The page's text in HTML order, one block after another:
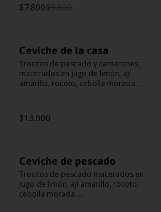
$7.800$9.600
Ceviche de la casa
Trocitos de pescado y camarones,
macerados en jugo de limón, ají
amarillo, rocoto, cebolla morada.
$13.000
Ceviche de pescado
Trocitos de pescado macerados en
jugo de limón, ají amarillo, rocoto,
cebolla morada.